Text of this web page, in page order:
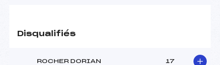
Disqualifiés
ROCHER DORIAN 17